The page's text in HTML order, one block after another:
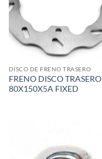
DISCO DE FRENO TRASERO
FRENO DISCO
80X150X5A FIXED